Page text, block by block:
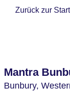
Zurück zur
Mantra
Bunbury,